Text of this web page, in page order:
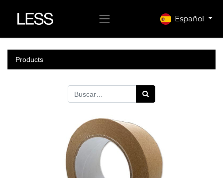
Español
Products